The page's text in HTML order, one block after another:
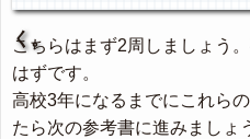
く。
こちらはまず2周しましょう
はずです。
高校3年になるまでにこれら
たら次の参考書に進みましょ